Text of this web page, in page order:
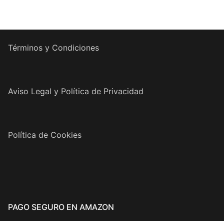
Términos y Condiciones
Aviso Legal y Política de Privacidad
Política de Cookies
PAGO SEGURO EN AMAZON